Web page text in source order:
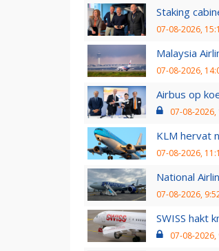
Staking
07-08-2026,
Malaysia
07-08-2026,
Airbus op
07-08-2026,
KLM hervat
07-08-2026,
National
07-08-2026,
SWISS hakt
07-08-2026,